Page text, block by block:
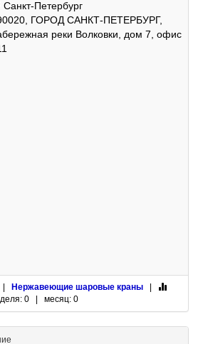
Санкт-Петербург
ГОРОД САНКТ-ПЕТЕРБУРГ,
реки Волковки, дом 7, офис
| Нержавеющие шаровые краны
0 | месяц: 0